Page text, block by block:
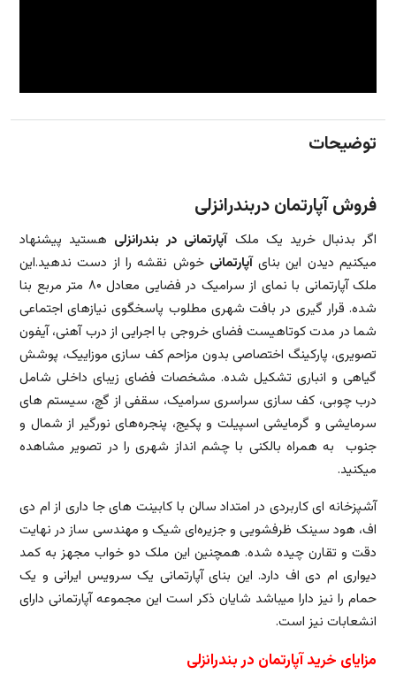
توضیحات
فروش آپارتمان دربندرانزلی
اگر بدنبال خرید یک ملک آپارتمانی در بندرانزلی هستید پیشنهاد
میکنیم دیدن این بنایآپارتمانی خوش نقشه را از دست ندهید.این
ملک آپارتمانی با نمای از سرامیک در فضایی معادل ۸۰ متر مربع بنا
شده. قرار گیری در بافت شهری مطلوب پاسخگوی نیازهای اجتماعی
شما در مدت کوتاهیست فضای خروجی با اجرایی از درب آهنی، آیفون
تصویری، پارکینگ اختصاصی بدون مزاحم کف سازی موزاییک، پوشش
گیاهی و انباری تشکیل شده. مشخصات فضای زیبای داخلی شامل
درب چوبی، کف سازی سراسری سرامیک، سقفی از گچ، سیستم های
سرمایشی و گرمایشی اسپیلت و پکیج، پنجره‌های نورگیر از شمال و
جنوب به همراه بالکنی با چشم انداز شهری را در تصویر مشاهده
میکنید.
آشپزخانه ای کاربردی در امتداد سالن با کابینت های جا داری از ام دی
اف، هود سینک ظرفشویی و جزیره‌ای شیک و مهندسی ساز در نهایت
دقت و تقارن چیده شده. همچنین این ملک دو خواب مجهز به کمد
دیواری ام دی اف دارد. این بنای آپارتمانی یک سرویس ایرانی و یک
حمام را نیز دارا میباشد شایان ذکر است این مجموعه آپارتمانی دارای
انشعابات نیز است.
مزایای خرید آپارتمان در بندرانزلی